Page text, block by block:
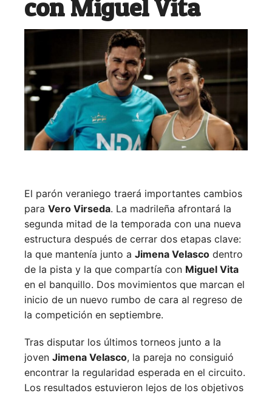
con Miguel Vita
El parón veraniego traerá importantes cambios
para Vero Virseda. La madrileña afrontará la
segunda mitad de la temporada con una nueva
estructura después de cerrar dos etapas clave:
la que mantenía junto a Jimena Velasco dentro
de la pista y la que compartía con Miguel Vita
en el banquillo. Dos movimientos que marcan el
inicio de un nuevo rumbo de cara al regreso de
la competición en septiembre.
Tras disputar los últimos torneos junto a la
joven Jimena Velasco, la pareja no consiguió
encontrar la regularidad esperada en el circuito.
Los resultados estuvieron lejos de los objetivos